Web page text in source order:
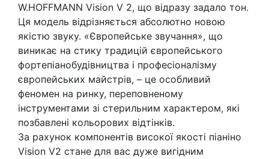
W.HOFFMANN Vision V 2, що відразу задало тон.
Ця модель відрізняється абсолютно новою
якістю звуку. «Європейське звучання», що
виникає на стику традицій європейського
фортепіанобудівництва і професіоналізму
європейських майстрів, – це особливий
феномен на ринку, переповненому
інструментами зі стерильним характером, які
позбавлені кольорових відтінків.
За рахунок компонентів високої якості піаніно
Vision V2 стане для вас дуже вигідним